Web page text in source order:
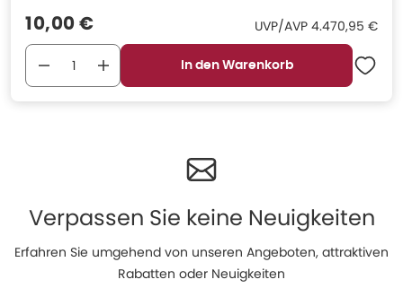
Verkaufspreis
10,00 € UVP/AVP UVP/AVP
4.470,95 €
In den Warenkorb
Verpassen Sie keine Neuigkeiten
Erfahren Sie umgehend von unseren Angeboten, attraktiven
Rabatten oder Neuigkeiten